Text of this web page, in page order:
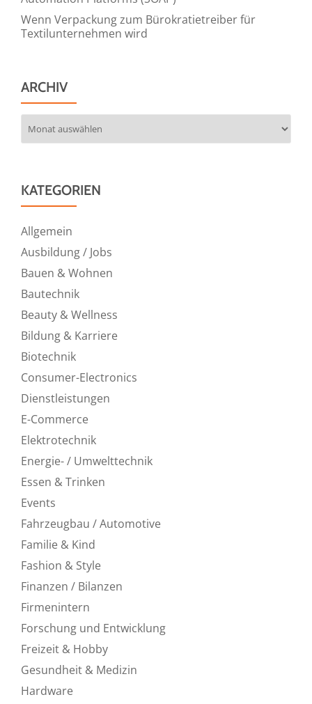
Wenn Verpackung zum Bürokratietreiber für
Textilunternehmen wird
ARCHIV
KATEGORIEN
Allgemein
Ausbildung / Jobs
Bauen & Wohnen
Bautechnik
Beauty & Wellness
Bildung & Karriere
Biotechnik
Consumer-Electronics
Dienstleistungen
E-Commerce
Elektrotechnik
Energie- / Umwelttechnik
Essen & Trinken
Events
Fahrzeugbau / Automotive
Familie & Kind
Fashion & Style
Finanzen / Bilanzen
Firmenintern
Forschung und Entwicklung
Freizeit & Hobby
Gesundheit & Medizin
Hardware